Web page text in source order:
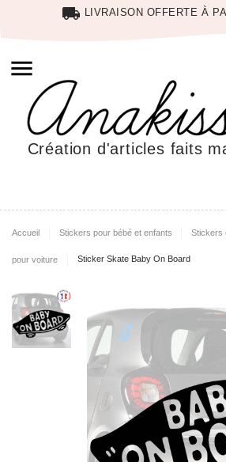
local_shipping LIVRAISON OFFERTE À

Création d'articles faits
Accueil Stickers pour bébé et enfants Stickers
pour voiture Sticker Skate Baby On Board